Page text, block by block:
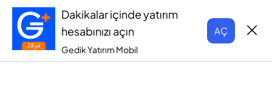
Dakikalar içinde yatırım
hesabınızı açın
Gedik Yatırım Mobil
AÇ